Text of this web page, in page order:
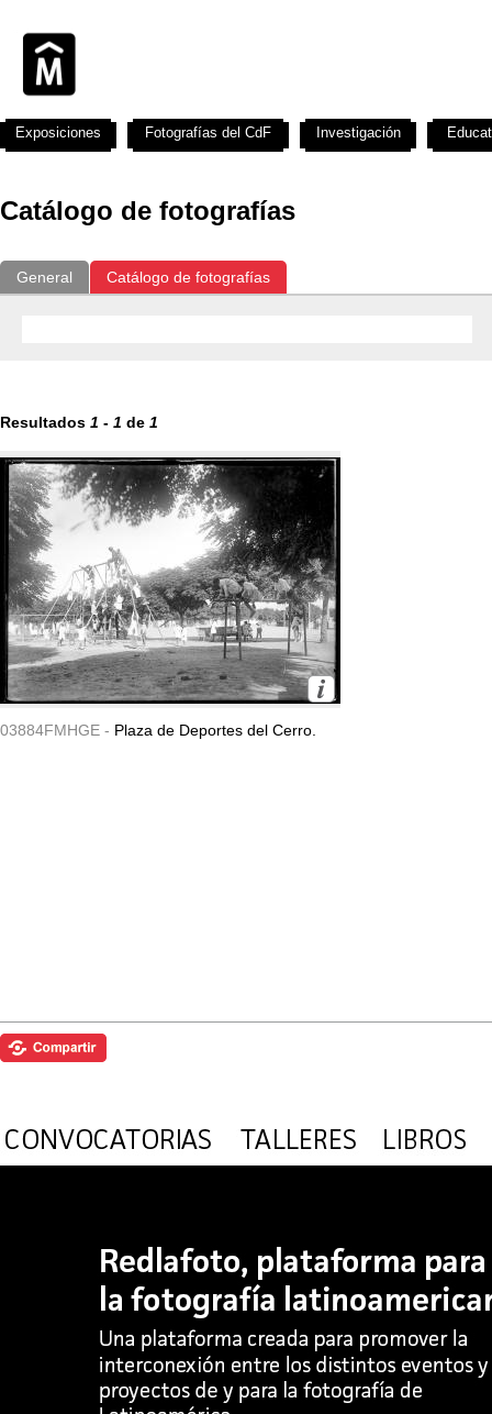
Catálogo de fotografías
General Catálogo de fotografías
Resultados 1 - 1 de 1
03884FMHGE - Plaza de Deportes del Cerro.
Exposiciones Fotografías del CdF Investigación